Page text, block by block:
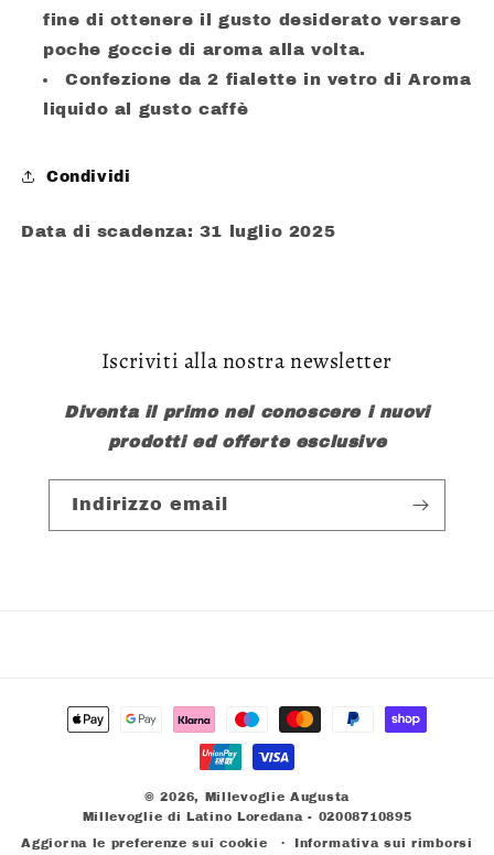
fine di ottenere il gusto desiderato versare
poche goccie di aroma alla volta.
Confezione da 2 fialette in vetro di Aroma
liquido al gusto caffè
Condividi
Data di scadenza: 31 luglio 2025
Iscriviti alla nostra newsletter
Diventa il primo nel conoscere i nuovi
prodotti ed offerte esclusive
Indirizzo email
Metodi
© 2026, Millevoglie Augusta
Millevoglie di Latino Loredana - 02008710895
Aggiorna le preferenze sui cookie
Informativa sui rimborsi